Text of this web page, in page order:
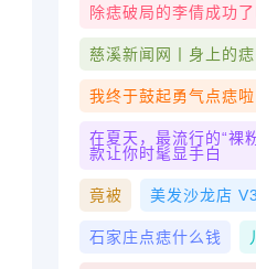
除痣破局的李倩成功了
慈溪新闻网丨身上的痣
我终于鼓起勇气点痣啦
在夏天，最流行的“裸
款让你时髦显手白
竟被 美发沙龙店
石家庄点痣什么钱